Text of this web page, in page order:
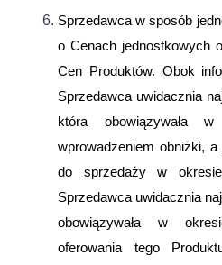
Sprzedawca w sposób
o Cenach jednostkowych
Cen Produktów. Obok
Sprzedawca uwidacznia
która obowiązywała
wprowadzeniem obniżki,
do sprzedaży w
Sprzedawca uwidacznia
obowiązywała w
oferowania tego